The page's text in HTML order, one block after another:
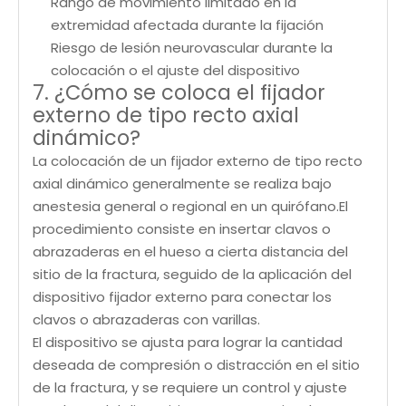
extremidad afectada durante la fijación
Riesgo de lesión neurovascular durante la
colocación o el ajuste del dispositivo
7. ¿Cómo se coloca el fijador
externo de tipo recto axial
dinámico?
La colocación de un fijador externo de tipo recto
axial dinámico generalmente se realiza bajo
anestesia general o regional en un quirófano.El
procedimiento consiste en insertar clavos o
abrazaderas en el hueso a cierta distancia del
sitio de la fractura, seguido de la aplicación del
dispositivo fijador externo para conectar los
clavos o abrazaderas con varillas.
El dispositivo se ajusta para lograr la cantidad
deseada de compresión o distracción en el sitio
de la fractura, y se requiere un control y ajuste